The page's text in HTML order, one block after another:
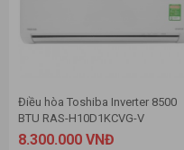
Điều hòa Toshiba Inverter 8500
BTU RAS-H10D1KCVG-V
8.300.000 VNĐ